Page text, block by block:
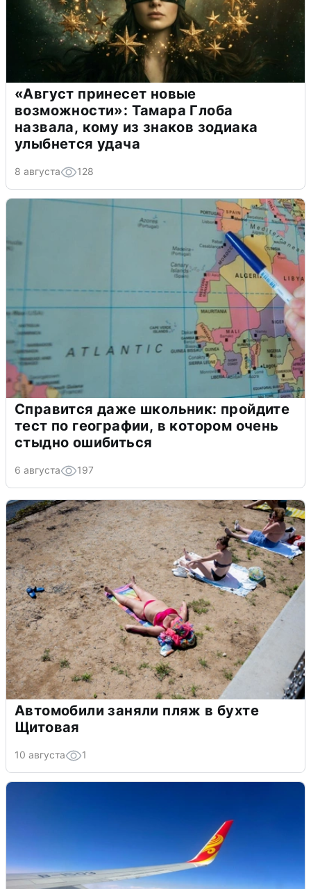
«Август принесет новые
возможности»: Тамара Глоба
назвала, кому из знаков зодиака
улыбнется удача
8 августа 128
Справится даже школьник: пройдите
тест по географии, в котором очень
стыдно ошибиться
6 августа 197
Автомобили заняли пляж в бухте
Щитовая
10 августа 1